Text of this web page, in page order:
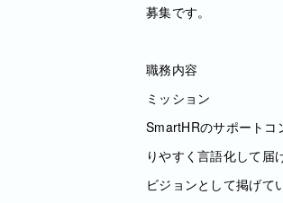
募集です。
職務内容
ミッション
SmartHRのサポートコ
りやすく言語化して届
ビジョンとして掲げて